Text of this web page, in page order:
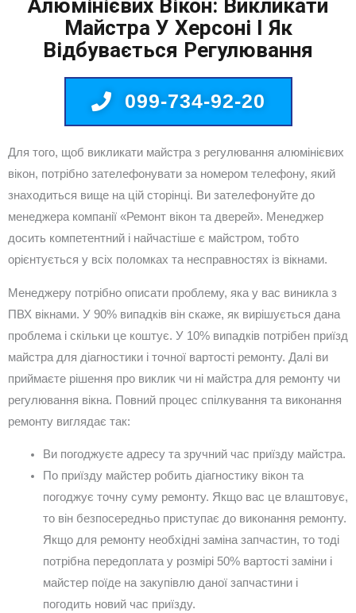
Алюмінієвих Вікон: Викликати
Майстра У Херсоні І Як
Відбувається Регулювання
099-734-92-20
Для того, щоб викликати майстра з регулювання алюмінієвих
вікон, потрібно зателефонувати за номером телефону, який
знаходиться вище на цій сторінці. Ви зателефонуйте до
менеджера компанії «Ремонт вікон та дверей». Менеджер
досить компетентний і найчастіше є майстром, тобто
орієнтується у всіх поломках та несправностях із вікнами.
Менеджеру потрібно описати проблему, яка у вас виникла з
ПВХ вікнами. У 90% випадків він скаже, як вирішується дана
проблема і скільки це коштує. У 10% випадків потрібен приїзд
майстра для діагностики і точної вартості ремонту. Далі ви
приймаєте рішення про виклик чи ні майстра для ремонту чи
регулювання вікна. Повний процес спілкування та виконання
ремонту виглядає так:
Ви погоджуєте адресу та зручний час приїзду майстра.
По приїзду майстер робить діагностику вікон та
погоджує точну суму ремонту. Якщо вас це влаштовує,
то він безпосередньо приступає до виконання ремонту.
Якщо для ремонту необхідні заміна запчастин, то тоді
потрібна передоплата у розмірі 50% вартості заміни і
майстер поїде на закупівлю даної запчастини і
погодить новий час приїзду.